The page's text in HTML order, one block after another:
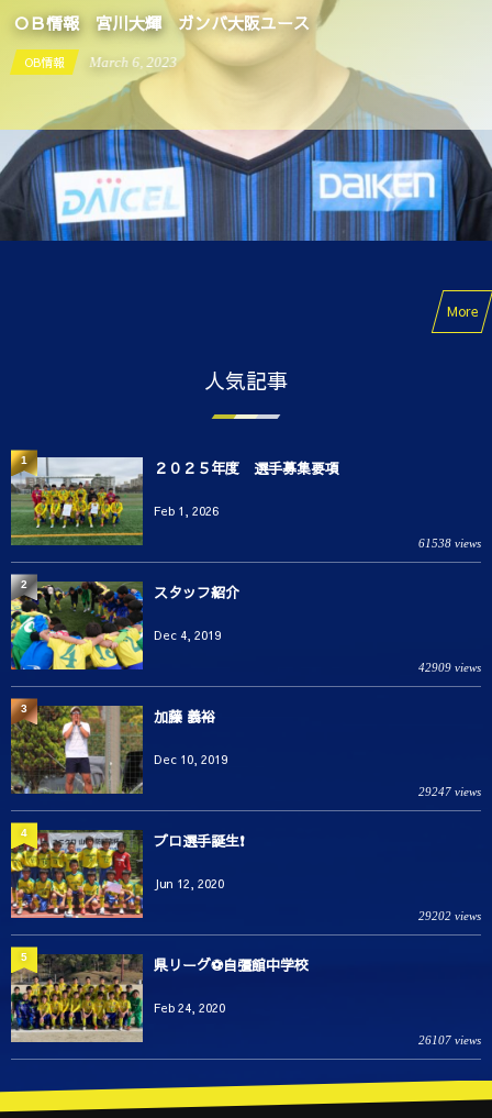
ＯＢ情報 宮川大輝 ガンバ大阪ユース
OB情報 March 6 2023
More
人気記事
２０２５年度 選手募集要項
Feb 1, 2026
61538 views
1
スタッフ紹介
Dec 4, 2019
42909 views
2
加藤 義裕
Dec 10, 2019
29247 views
3
プロ選手誕生❗️
Jun 12, 2020
29202 views
4
県リーグ⚽️自彊館中学校
Feb 24, 2020
26107 views
5